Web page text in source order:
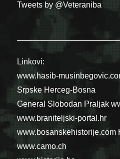
Tweets by @Veteraniba
Linkovi:
www.hasib-
Srpske Herceg-Bosna
General Slobodan Praljak
www.braniteljski-portal.hr
www.bosanskehistorije.com
www.camo.ch